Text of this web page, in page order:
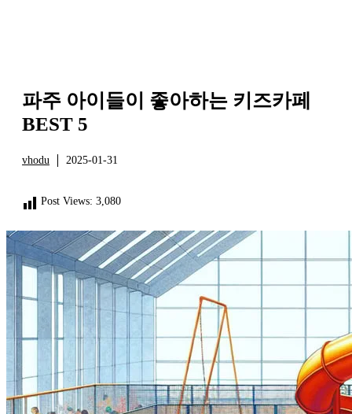
파주 아이들이 좋아하는 키즈카페
BEST 5
vhodu 2025-01-31
Post Views: 3,080